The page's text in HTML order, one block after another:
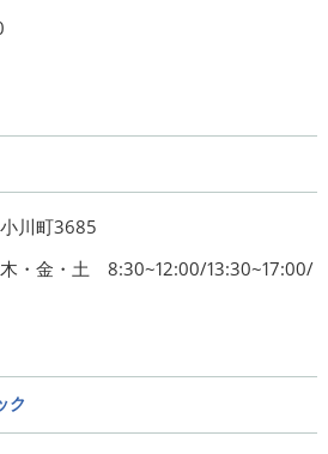
川町3685
・金・土 8:30~12:00/13:30~17:00/
ク